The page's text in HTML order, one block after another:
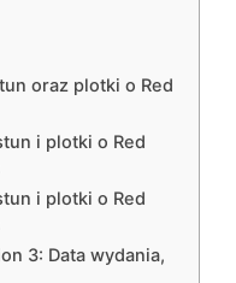
oraz plotki o Red
i plotki o Red
i plotki o Red
3: Data wydania,